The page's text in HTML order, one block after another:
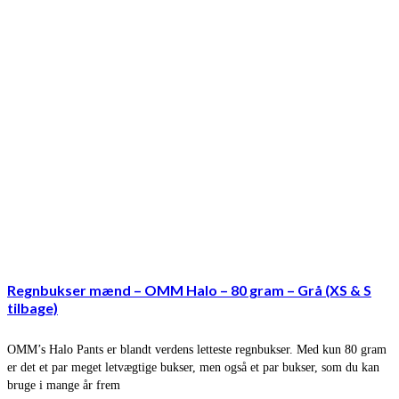
Regnbukser mænd – OMM Halo – 80 gram – Grå (XS & S
tilbage)
OMM’s Halo Pants er blandt verdens letteste regnbukser. Med kun 80 gram
er det et par meget letvægtige bukser, men også et par bukser, som du kan
bruge i mange år frem